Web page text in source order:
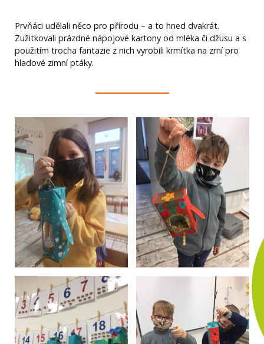
Prvňáci udělali něco pro přírodu – a to hned dvakrát.
Zužitkovali prázdné nápojové kartony od mléka či džusu a s
použitím trocha fantazie z nich vyrobili krmítka na zrní pro
hladové zimní ptáky.